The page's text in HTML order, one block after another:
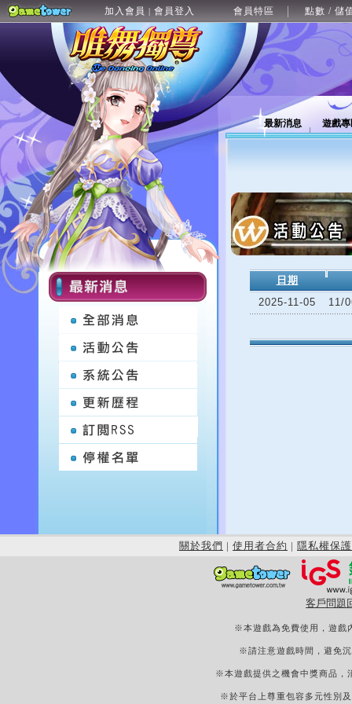
加入會員 | 會員登入 會員特區 點數 / 儲
最新消息 遊戲
日期
2025-11-05
11/
關於我們 | 使用者合約 | 隱私權保護
客戶問題
※本遊戲為免費使用，遊戲
※請注意遊戲時間，避免
※本遊戲提供之機會中獎商品，
※於平台上尊重包容多元性別